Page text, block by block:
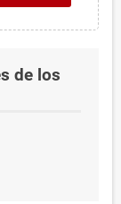
de los